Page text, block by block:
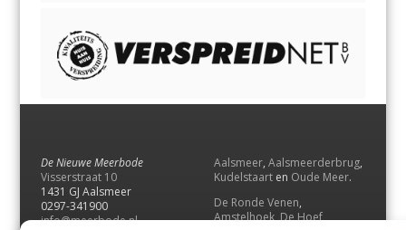
De Nieuwe Meerbode
Visserstraat 10
1431 GJ Aalsmeer
0297-341900
info@meerbode.nl
Aalsmeer, Aalsmeerderbrug,
Kudelstaart en Oude Meer.
De Ronde Venen,
Amstelhoek,De Hoef,